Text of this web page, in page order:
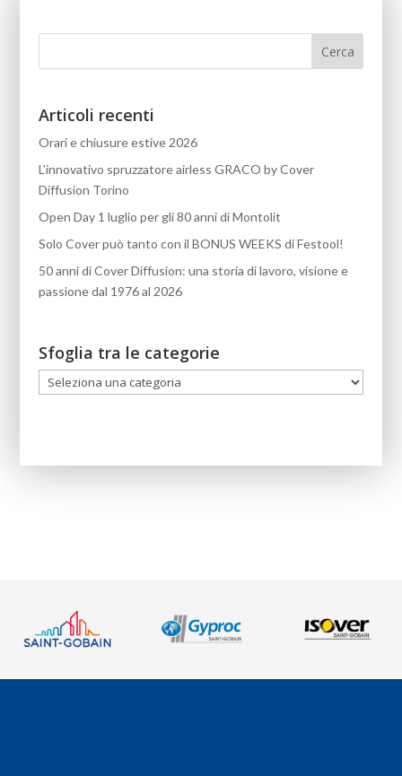
Articoli recenti
Orari e chiusure estive 2026
L’innovativo spruzzatore airless GRACO by Cover
Diffusion Torino
Open Day 1 luglio per gli 80 anni di Montolit
Solo Cover può tanto con il BONUS WEEKS di Festool!
50 anni di Cover Diffusion: una storia di lavoro, visione e
passione dal 1976 al 2026
Sfoglia tra le categorie
Sfoglia
tra